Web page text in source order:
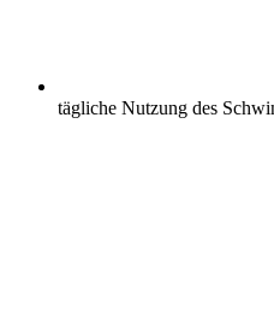
tägliche Nutzung des